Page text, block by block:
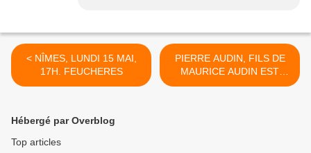
< NÎMES, LUNDI 15 MAI,
17H. FEUCHERES
PIERRE AUDIN, FILS DE
MAURICE AUDIN EST
DECEDE >
Hébergé par Overblog
Top articles